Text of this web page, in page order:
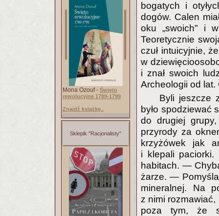
Mona Ozouf - Święto
rewolucyjne 1789-1799
Znajdź książkę..
Sklepik "Racjonalisty"
bogatych i
dogów. Calen
oku „swoich" i
Teoretycznie
czuł intuicyjnie,
w
i znał swoich
Archeologii od lat.
Byli jeszcze
było spodziewać
do drugiej
przyrody za
krzyżówek jak
i klepali paciorki.
habitach. —
żarze. —
mineralnej. Na
z nimi rozmawiać,
poza tym, że